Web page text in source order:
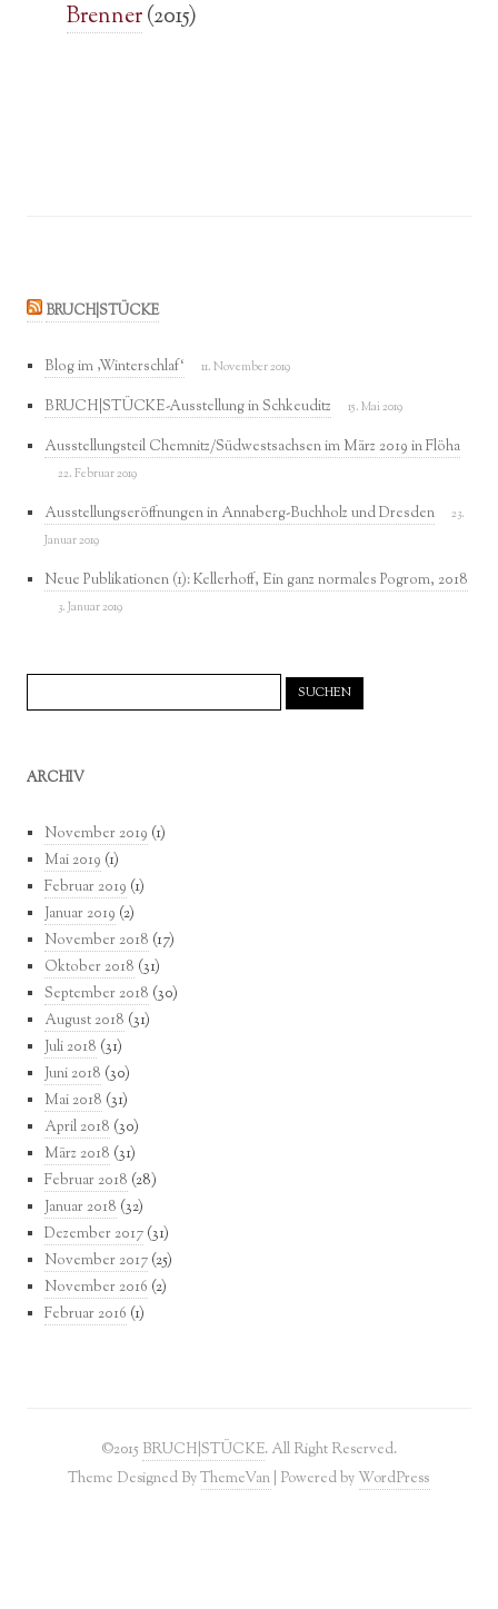
Brenner(2015)
BRUCH|STÜCKE
Blog im ‚Winterschlaf‘ 11. November 2019
BRUCH|STÜCKE-Ausstellung in Schkeuditz 15. Mai 2019
Ausstellungsteil Chemnitz/Südwestsachsen im März 2019 in Flöha
22. Februar 2019
Ausstellungseröffnungen in Annaberg-Buchholz und Dresden
23.
Januar 2019
Neue Publikationen (1): Kellerhoff, Ein ganz normales Pogrom, 2018
3. Januar 2019
nach:
ARCHIV
November 2019 (1)
Mai 2019 (1)
Februar 2019 (1)
Januar 2019 (2)
November 2018 (17)
Oktober 2018 (31)
September 2018 (30)
August 2018 (31)
Juli 2018 (31)
Juni 2018 (30)
Mai 2018 (31)
April 2018 (30)
März 2018 (31)
Februar 2018 (28)
Januar 2018 (32)
Dezember 2017 (31)
November 2017 (25)
November 2016 (2)
Februar 2016 (1)
©2015 BRUCH|STÜCKE. All Right Reserved.
Theme Designed ByThemeVan | Powered by WordPress